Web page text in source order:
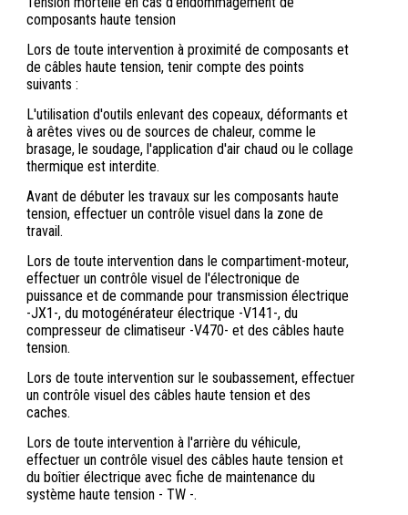
composants haute tension
Lors de toute intervention à proximité de composants et
de câbles haute tension, tenir compte des points
suivants :
L'utilisation d'outils enlevant des copeaux, déformants et
à arêtes vives ou de sources de chaleur, comme le
brasage, le soudage, l'application d'air chaud ou le collage
thermique est interdite.
Avant de débuter les travaux sur les composants haute
tension, effectuer un contrôle visuel dans la zone de
travail.
Lors de toute intervention dans le compartiment-moteur,
effectuer un contrôle visuel de l'électronique de
puissance et de commande pour transmission électrique
-JX1-, du motogénérateur électrique -V141-, du
compresseur de climatiseur -V470- et des câbles haute
tension.
Lors de toute intervention sur le soubassement, effectuer
un contrôle visuel des câbles haute tension et des
caches.
Lors de toute intervention à l'arrière du véhicule,
effectuer un contrôle visuel des câbles haute tension et
du boîtier électrique avec fiche de maintenance du
système haute tension - TW -.